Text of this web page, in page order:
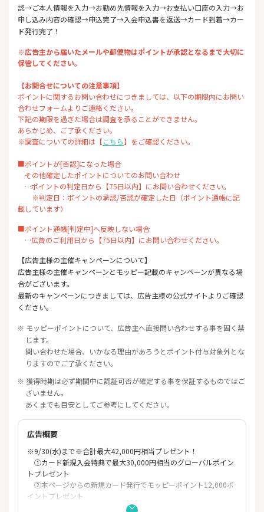
認→ご本人情報を入力→お勤め先情報を入力→お支払い口座の入力→お
申し込み内容の確認→申込完了→入会申込書を返送→カード到着→カー
ド発行完了！
※広告主から届いたメールや郵便物はポイントが承認となるまで大切に
保管してください。
【お問合せについての注意事項】
ポイントに関するお問い合わせにつきましては、以下の期限内にお問い
合わせフォームよりご連絡ください。
下記の期限を過ぎた場合は調査を承ることができません。
あらかじめ、ご了承ください。
※調査についての詳細は【こちら】をご確認ください。
■ポイントが[否認]になった場合
その他確定したポイントについてのお問い合わせ
…ポイントの判定日から【75日以内】にお問い合わせください。
※判定日：ポイントの承認/否認が確定した日（ポイント通帳に記
載しています）
■ポイント通帳[判定中]へ反映しない場合
…広告のご利用日から【75日以内】にお問い合わせください。
【広告主様の主催キャンペーンについて】
広告主様の主催キャンペーンとモッピー記載のキャンペーンが異なる場
合がございます。
最新のキャンペーンにつきましては、広告主様の公式サイトよりご確認
ください。
※ モッピーポイントについて、広告主へ直接問い合わせする事を固く禁
じます。
問い合わせた場合、いかなる理由があろうとポイント付与対象外とな
りますのでご了承ください。
※ 獲得時期は必ず期間中に認証可否が確定する事を保証するものではご
ざいません。
あくまでも目安としてご参考にしてください。
広告概要
※9/30(水)まで※合計最大42,000円相当プレゼント！
①カード新規入会特典で最大30,000円相当のグローバルポイン
トプレゼント
②本ページからの新規カード発行でモッピーポイント12,000ポ
イントプレゼント